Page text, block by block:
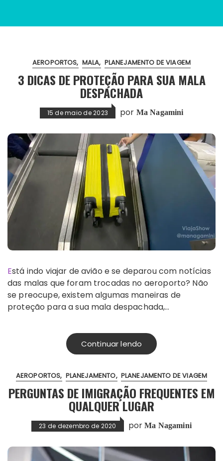
AEROPORTOS MALA PLANEJAMENTO DE VIAGEM
3 DICAS DE PROTEÇÃO PARA SUA MALA
DESPACHADA
15 de maio de 2023 por Ma Nagamini
Está indo viajar de avião e se deparou com notícias
das malas que foram trocadas no aeroporto? Não
se preocupe, existem algumas maneiras de
proteção para a sua mala despachada,…
Continuar lendo
AEROPORTOS PLANEJAMENTO PLANEJAMENTO DE VIAGEM
PERGUNTAS DE IMIGRAÇÃO FREQUENTES EM
QUALQUER LUGAR
23 de dezembro de 2020 porMa Nagamini